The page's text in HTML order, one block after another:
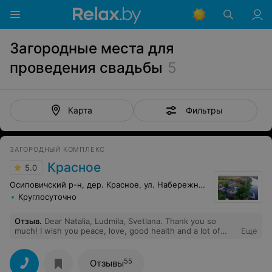
Загородные места для
проведения свадьбы 5
Карта Фильтры
ЗАГОРОДНЫЙ КОМПЛЕКС
5.0 Красное
Осиповичский р-н, дер. Красное, ул. Набережная, 95г
Круглосуточно
Отзыв. Dear Natalia, Ludmila, Svetlana. Thank you so
much! I wish you peace, love, good health and a lot of
Дорогие Наталья, Людмила и Светлана. Большое Вам
спасибо! Желаю Вам мира. любви, здоровья и
множества гостей. С нетерпением ждем Вас в
Еще
Отзывы55